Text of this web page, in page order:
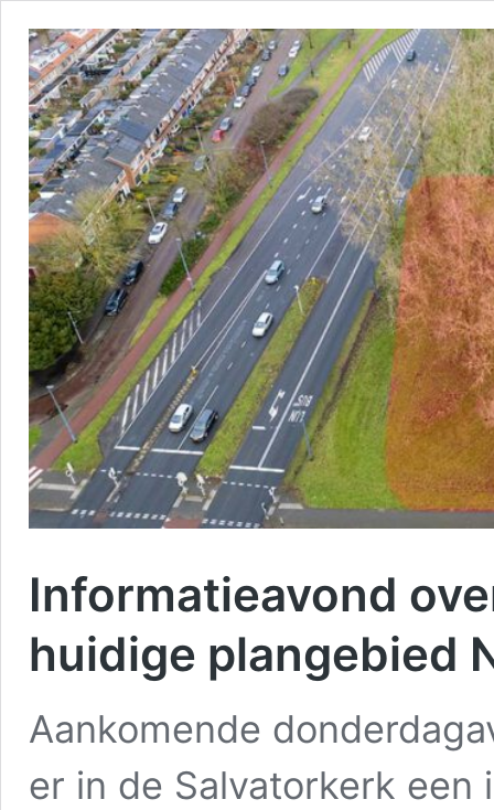
Informatieavond
huidige plangebied
Aankomende
er in de Salvatorkerk